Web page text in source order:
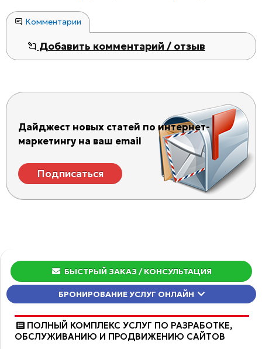
Комментарии
Добавить комментарий / отзыв
Дайджест новых статей по интернет-
маркетингу на ваш email
Подписаться
БЫСТРЫЙ ЗАКАЗ / КОНСУЛЬТАЦИЯ
БРОНИРОВАНИЕ УСЛУГ ОНЛАЙН
ПОЛНЫЙ КОМПЛЕКС УСЛУГ ПО РАЗРАБОТКЕ,
ОБCЛУЖИВАНИЮ И ПРОДВИЖЕНИЮ САЙТОВ